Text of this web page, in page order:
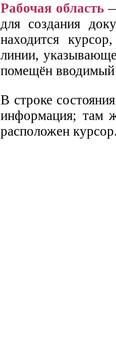
Рабочая область
для создания
находится
линии,
помещён вводимый
В строке
информация; там
расположен курсор.